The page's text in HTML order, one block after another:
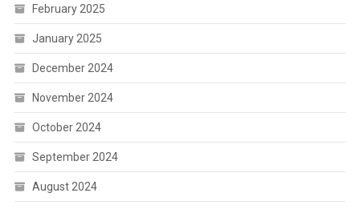
February 2025
January 2025
December 2024
November 2024
October 2024
September 2024
August 2024